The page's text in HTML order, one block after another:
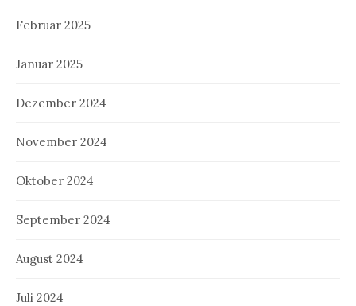
Februar 2025
Januar 2025
Dezember 2024
November 2024
Oktober 2024
September 2024
August 2024
Juli 2024